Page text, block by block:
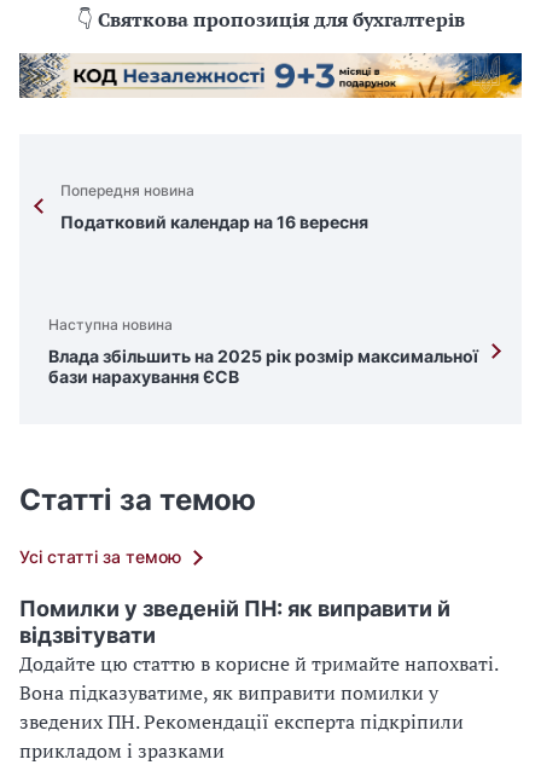
👇 Святкова пропозиція для бухгалтерів
Попередня новина
Податковий календар на 16 вересня
Наступна новина
Влада збільшить на 2025 рік розмір максимальної
бази нарахування ЄСВ
Статті за темою
Усі статті за темою
Помилки у зведеній ПН: як виправити й
відзвітувати
Додайте цю статтю в корисне й тримайте напохваті.
Вона підказуватиме, як виправити помилки у
зведених ПН. Рекомендації експерта підкріпили
прикладом і зразками